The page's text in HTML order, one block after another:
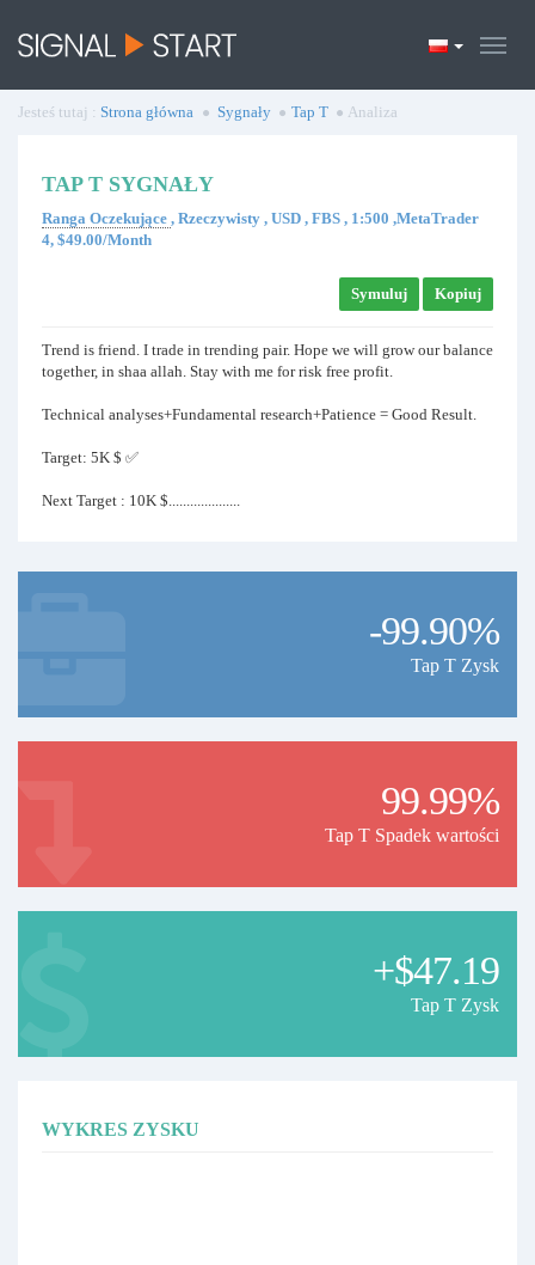
Jesteś tutaj : Strona główna Sygnały Tap T Analiza
TAP T SYGNAŁY
Ranga Oczekujące , Rzeczywisty , USD , FBS , 1:500 ,MetaTrader
4, $49.00/Month
Symuluj Kopiuj
Trend is friend. I trade in trending pair. Hope we will grow our balance
together, in shaa allah. Stay with me for risk free profit.
Technical analyses+Fundamental research+Patience = Good Result.
Target: 5K $ ✅
Next Target : 10K $....................
-99.90%
Tap T Zysk
99.99%
Tap T Spadek wartości
+$47.19
Tap T Zysk
WYKRES ZYSKU